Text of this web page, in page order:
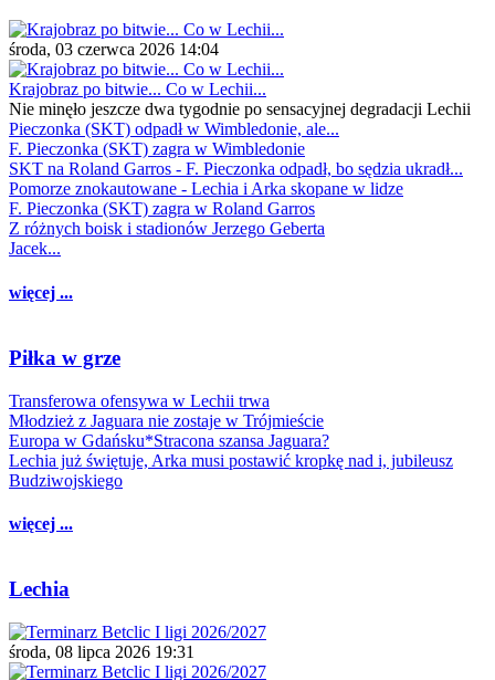
środa, 03 czerwca 2026 14:04
Krajobraz po bitwie... Co w Lechii...
Nie minęło jeszcze dwa tygodnie po sensacyjnej degradacji Lechii
Pieczonka (SKT) odpadł w Wimbledonie, ale...
F. Pieczonka (SKT) zagra w Wimbledonie
SKT na Roland Garros - F. Pieczonka odpadł, bo sędzia ukradł...
Pomorze znokautowane - Lechia i Arka skopane w lidze
F. Pieczonka (SKT) zagra w Roland Garros
Z różnych boisk i stadionów Jerzego Geberta
Jacek...
więcej ...
Piłka w grze
Transferowa ofensywa w Lechii trwa
Młodzież z Jaguara nie zostaje w Trójmieście
Europa w Gdańsku*Stracona szansa Jaguara?
Lechia już świętuje, Arka musi postawić kropkę nad i, jubileusz
Budziwojskiego
więcej ...
Lechia
środa, 08 lipca 2026 19:31